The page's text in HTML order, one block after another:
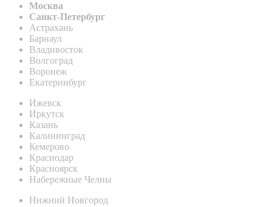
Москва
Санкт-Петербург
Астрахань
Барнаул
Владивосток
Волгоград
Воронеж
Екатеринбург
Ижевск
Иркутск
Казань
Калининград
Кемерово
Краснодар
Красноярск
Набережные Челны
Нижний Новгород